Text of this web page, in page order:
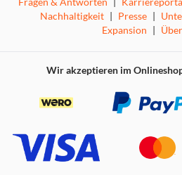
Nachhaltigkeit | Presse |
Expansion |
Wir akzeptieren im